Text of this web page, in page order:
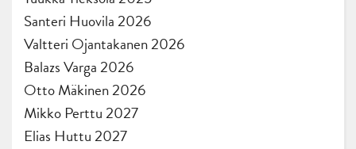
Santeri Huovila 2026
Valtteri Ojantakanen 2026
Balazs Varga 2026
Otto Mäkinen 2026
Mikko Perttu 2027
Elias Huttu 2027